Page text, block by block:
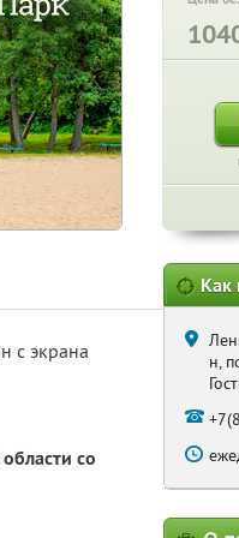
с экрана
со
Как
н,